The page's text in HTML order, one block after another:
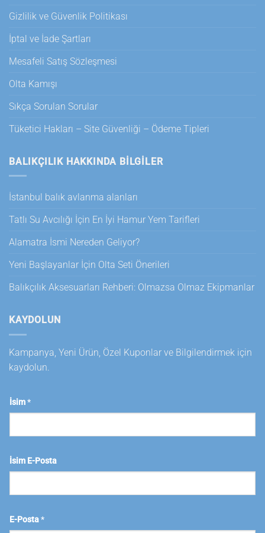
Gizlilik ve Güvenlik Politikası
İptal ve İade Şartları
Mesafeli Satış Sözleşmesi
Olta Kamışı
Sıkça Sorulan Sorular
Tüketici Hakları – Site Güvenliği – Ödeme Tipleri
BALIKÇILIK HAKKINDA BILGILER
İstanbul balık avlanma alanları
Tatlı Su Avcılığı İçin En İyi Hamur Yem Tarifleri
Alamatra İsmi Nereden Geliyor?
Yeni Başlayanlar İçin Olta Seti Önerileri
Balıkçılık Aksesuarları Rehberi: Olmazsa Olmaz Ekipmanlar
KAYDOLUN
Kampanya, Yeni Ürün, Özel Kuponlar ve Bilgilendirmek için
kaydolun.
İsim*
İsim E-Posta
E-Posta*